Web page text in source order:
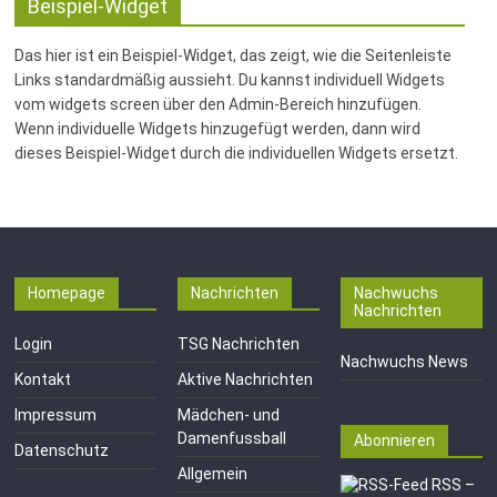
Beispiel-Widget
Das hier ist ein Beispiel-Widget, das zeigt, wie die Seitenleiste
Links standardmäßig aussieht. Du kannst individuell Widgets
vom widgets screen über den Admin-Bereich hinzufügen.
Wenn individuelle Widgets hinzugefügt werden, dann wird
dieses Beispiel-Widget durch die individuellen Widgets ersetzt.
Homepage
Login
Kontakt
Impressum
Datenschutz
Nachrichten
TSG Nachrichten
Aktive Nachrichten
Mädchen- und
Damenfussball
Allgemein
Nachwuchs
Nachrichten
Nachwuchs News
Abonnieren
RSS –